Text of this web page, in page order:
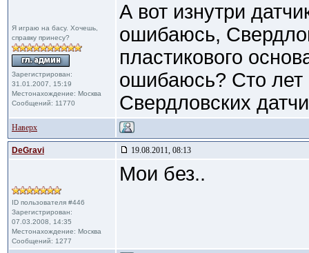
Я играю на басу. Хочешь,
справку принесу?
Зарегистрирован:
31.01.2007, 15:19
Местонахождение: Москва
Сообщений: 11770
А вот изнутри
ошибаюсь,
пластикового
ошибаюсь? Сто лет
Свердловских
Наверх
DeGravi 19.08.2011, 08:13
ID пользователя #446
Зарегистрирован:
07.03.2008, 14:35
Местонахождение: Москва
Сообщений: 1277
Мои без..